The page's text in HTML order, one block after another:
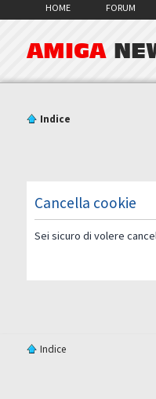
HOME FORUM
AMIGA
Indice
Cancella cookie
Sei sicuro di volere
Indice